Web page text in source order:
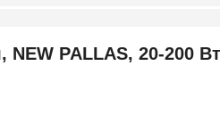
NEW PALLAS, 20-200